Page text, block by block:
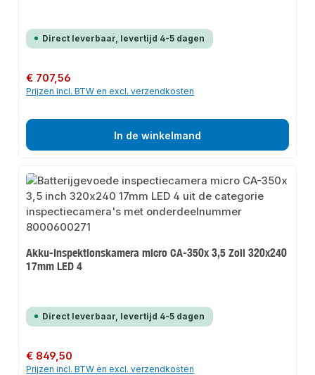
Direct leverbaar, levertijd 4-5 dagen
Normale prijs:
€ 707,56
Prijzen incl. BTW en excl. verzendkosten
In de winkelmand
Akku-Inspektionskamera micro CA-350x 3,5 Zoll 320x240
17mm LED 4
Direct leverbaar, levertijd 4-5 dagen
Normale prijs:
€ 849,50
Prijzen incl. BTW en excl. verzendkosten